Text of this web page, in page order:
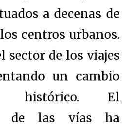
a decenas de
centros urbanos.
sector de los viajes
un cambio
histórico. El
de las vías ha